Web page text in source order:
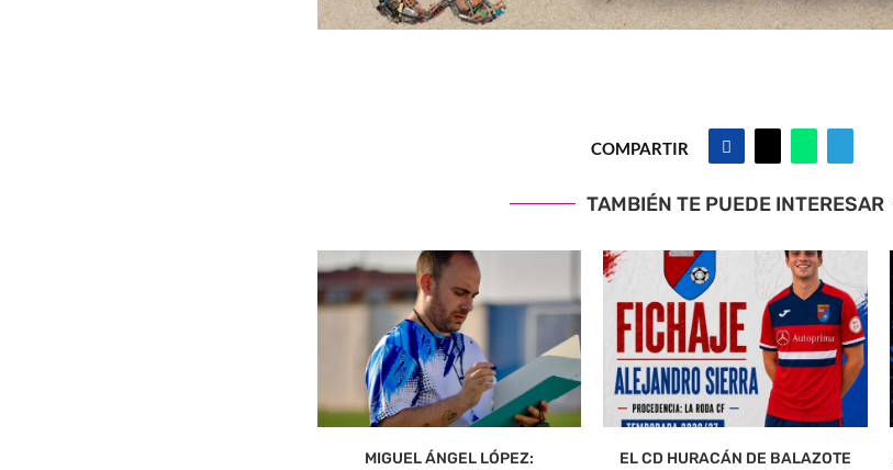
COMPARTIR
TAMBIÉN TE PUEDE INTERESAR
MIGUEL ÁNGEL LÓPEZ:
EL CD HURACÁN DE BALAZOTE